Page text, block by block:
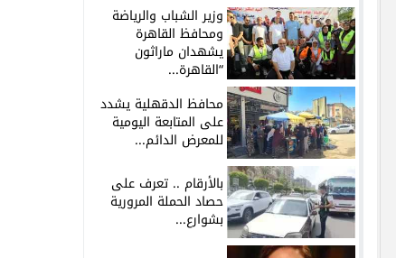
وزير الشباب والرياضة
ومحافظ القاهرة
يشهدان ماراثون
“القاهرة...
محافظ الدقهلية يشدد
على المتابعة اليومية
للمعرض الدائم...
بالأرقام .. تعرف على
حصاد الحملة المرورية
بشوارع...